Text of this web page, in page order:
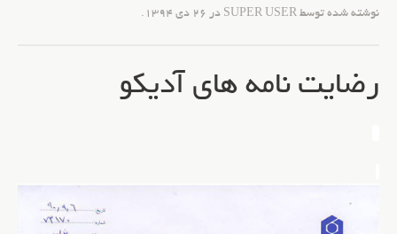
نوشته شده توسط SUPER USER در 26 دی 1394 .
رضایت نامه های آدیکو